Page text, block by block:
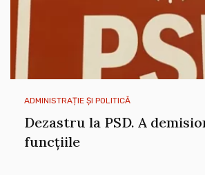
ADMINISTRAȚIE ȘI POLITICĂ
Dezastru la PSD. A
funcțiile